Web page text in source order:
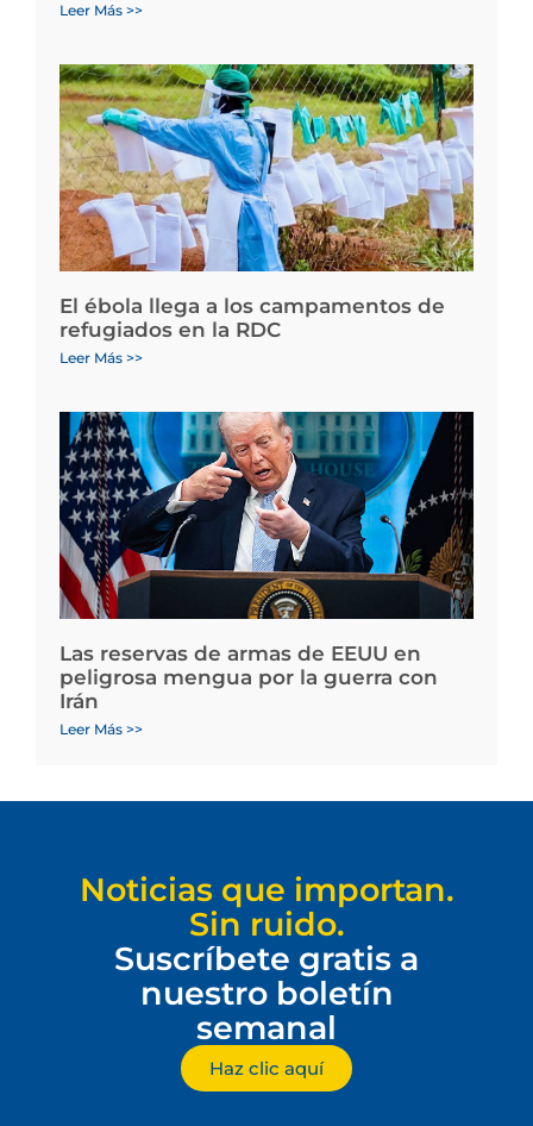
Leer Más >>
El ébola llega a los campamentos de
refugiados en la RDC
Leer Más >>
Las reservas de armas de EEUU en
peligrosa mengua por la guerra con
Irán
Leer Más >>
Noticias que importan.
Sin ruido.
Suscríbete gratis a
nuestro boletín
semanal
Haz clic aquí